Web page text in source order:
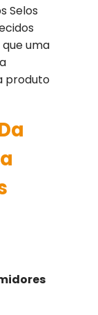
Selos
uma
produto